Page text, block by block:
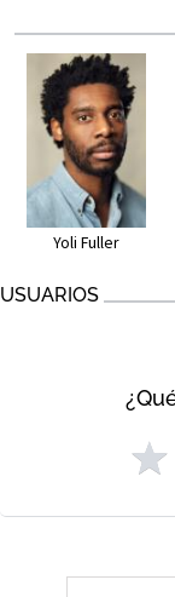
Yoli Fuller
USUARIOS